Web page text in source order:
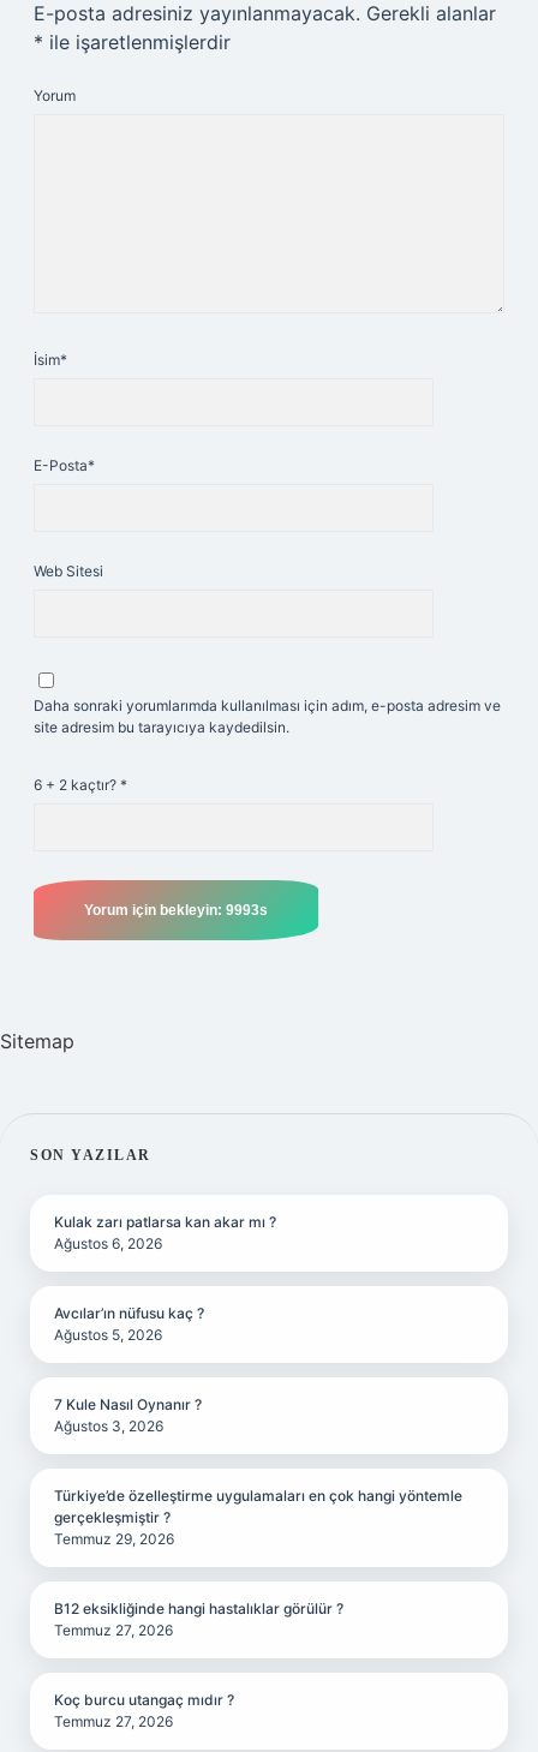
E-posta adresiniz yayınlanmayacak. Gerekli alanlar
* ile işaretlenmişlerdir
Yorum
İsim*
E-Posta*
Web Sitesi
Daha sonraki yorumlarımda kullanılması için adım, e-posta adresim ve
site adresim bu tarayıcıya kaydedilsin.
6 + 2 kaçtır? *
Sitemap
SIDEBAR
SON YAZILAR
Kulak zarı patlarsa kan akar mı ?
Ağustos 6, 2026
Avcılar’ın nüfusu kaç ?
Ağustos 5, 2026
7 Kule Nasıl Oynanır ?
Ağustos 3, 2026
Türkiye’de özelleştirme uygulamaları en çok hangi yöntemle
gerçekleşmiştir ?
Temmuz 29, 2026
B12 eksikliğinde hangi hastalıklar görülür ?
Temmuz 27, 2026
Koç burcu utangaç mıdır ?
Temmuz 27, 2026